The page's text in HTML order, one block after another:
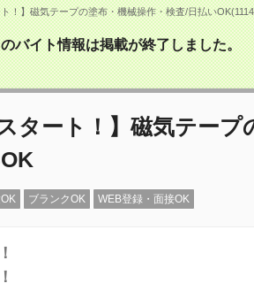
！】磁気テープの塗布・機械操作・検査/日払い
バイト情報は掲載が終了しました。
タート！】磁気テープ
ブランクOK WEB登録・面接OK